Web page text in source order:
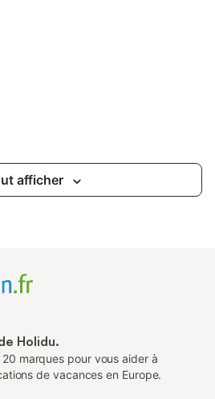
afficher
Holidu.
marques pour vous aider à
de vacances en Europe.